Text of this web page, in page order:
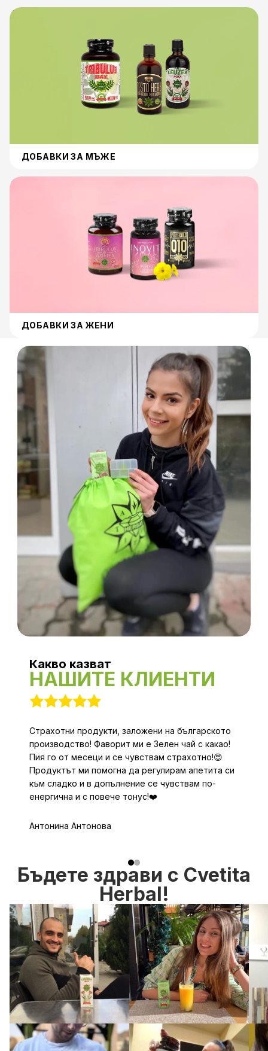
Добавки за мъже
ДОБАВКИ ЗА МЪЖЕ
Добавки за Жени
ДОБАВКИ ЗА ЖЕНИ
Какво казват
НАШИТЕ КЛИЕНТИ
Страхотни продукти, заложени на българското
производство! Фаворит ми е Зелен чай с какао!
Пия го от месеци и се чувствам страхотно!😍
Продуктът ми помогна да регулирам апетита си
към сладко и в допълнение се чувствам по-
енергична и с повече тонус!❤️
Антонина Антонова
Бъдете здрави с Cvetita
Herbal!